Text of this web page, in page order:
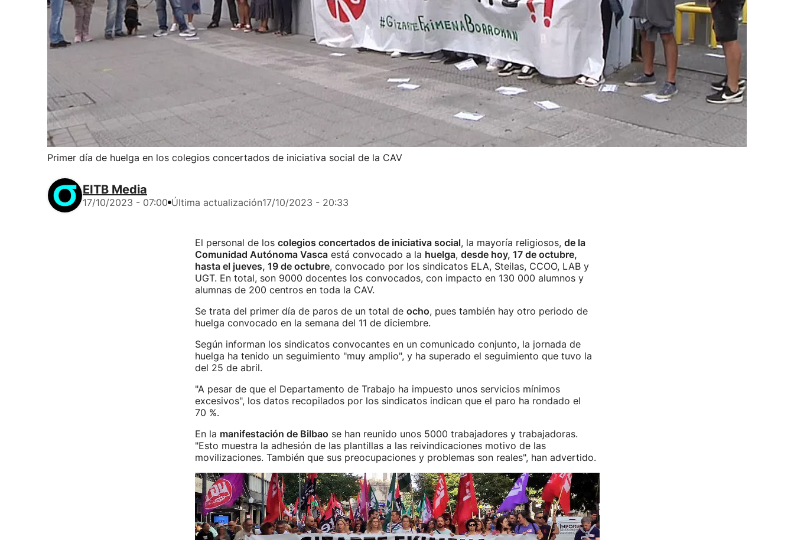
Primer día de huelga en los colegios concertados de iniciativa social de la CAV
EITB Media
17/10/2023 - 07:00 Última actualización17/10/2023 - 20:33
El personal de los colegios concertados de iniciativa social, la mayoría religiosos, de la
Comunidad Autónoma Vascaestá convocado a la huelga, desde hoy, 17 de octubre,
hasta el jueves, 19 de octubre, convocado por los sindicatos ELA, Steilas, CCOO, LAB y
UGT. En total, son 9000 docentes los convocados, con impacto en 130 000 alumnos y
alumnas de 200 centros en toda la CAV.
Se trata del primer día de paros de un total de ocho, pues también hay otro periodo de
huelga convocado en la semana del 11 de diciembre.
Según informan los sindicatos convocantes en un comunicado conjunto, la jornada de
huelga ha tenido un seguimiento "muy amplio", y ha superado el seguimiento que tuvo la
del 25 de abril.
"A pesar de que el Departamento de Trabajo ha impuesto unos servicios mínimos
excesivos", los datos recopilados por los sindicatos indican que el paro ha rondado el
70 %.
En la manifestación de Bilbao se han reunido unos 5000 trabajadores y trabajadoras.
"Esto muestra la adhesión de las plantillas a las reivindicaciones motivo de las
movilizaciones. También que sus preocupaciones y problemas son reales", han advertido.